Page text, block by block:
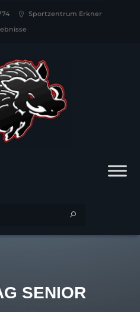
Sportzentrum Erkner
SENIOR